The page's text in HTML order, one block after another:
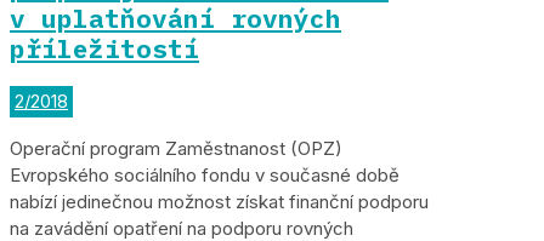
v uplatňování rovných
příležitostí
2/2018
Operační program Zaměstnanost (OPZ)
Evropského sociálního fondu v současné době
nabízí jedinečnou možnost získat finanční podporu
na zavádění opatření na podporu rovných